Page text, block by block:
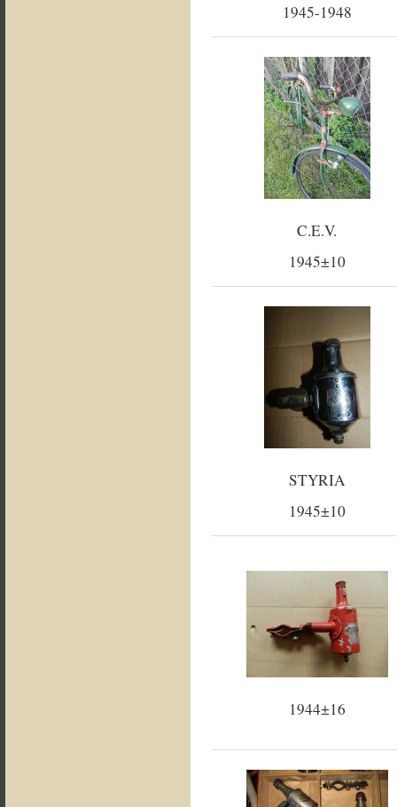
1945-1948
C.E.V.
1945±10
STYRIA
1945±10
1944±16